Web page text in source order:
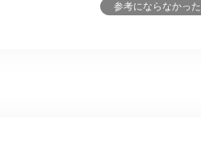
参考にならなかった